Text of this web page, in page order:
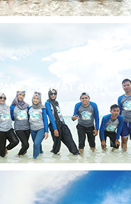
HEMAT 4D2N